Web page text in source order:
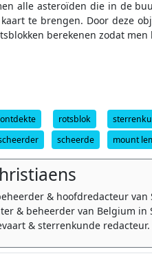
alle asteroïden die in de
te brengen. Door deze
berekenen zodat
ontdekte rotsblok
scheerde mount
& hoofdredacteur van
& beheerder van Belgium in
& sterrenkunde redacteur.